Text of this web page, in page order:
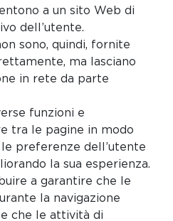
a un sito Web di
dell’utente.
sono, quindi, fornite
ma lasciano
in rete da parte
funzioni e
tra le pagine in modo
preferenze dell’utente
la sua esperienza.
a garantire che le
la navigazione
che le attività di